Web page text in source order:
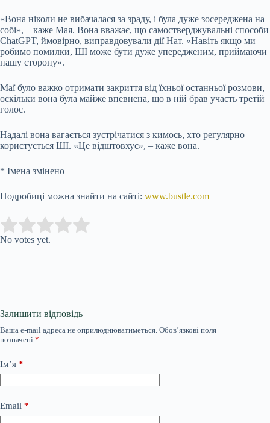
«Вона ніколи не вибачалася за зраду, і була дуже зосереджена на
собі», – каже Мая. Вона вважає, що самостверджувальні способи
ChatGPT, ймовірно, виправдовували дії Нат. «Навіть якщо ми
робимо помилки, ШІ може бути дуже упередженим, приймаючи
нашу сторону».
Маї було важко отримати закриття від їхньої останньої розмови,
оскільки вона була майже впевнена, що в ній брав участь третій
голос.
Надалі вона вагається зустрічатися з кимось, хто регулярно
користується ШІ. «Це відштовхує», – каже вона.
* Імена змінено
Подробиці можна знайти на сайті: www.bustle.com
Rate this item:
No votes yet.
Залишити відповідь
Ваша e-mail адреса не оприлюднюватиметься. Обов’язкові поля
позначені *
Ім’я *
Email *